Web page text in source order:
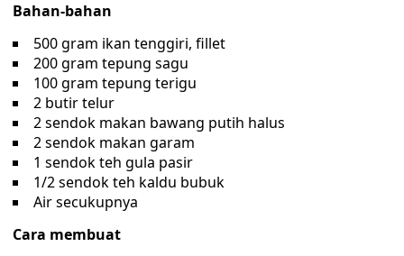
Bahan-bahan
500 gram ikan tenggiri, fillet
200 gram tepung sagu
100 gram tepung terigu
2 butir telur
2 sendok makan bawang putih halus
2 sendok makan garam
1 sendok teh gula pasir
1/2 sendok teh kaldu bubuk
Air secukupnya
Cara membuat